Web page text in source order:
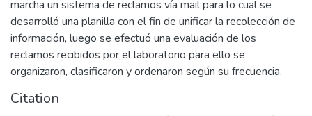
marcha un sistema de reclamos vía mail para lo cual se
desarrolló una planilla con el fin de unificar la recolección de
información, luego se efectuó una evaluación de los
reclamos recibidos por el laboratorio para ello se
organizaron, clasificaron y ordenaron según su frecuencia.
Citation